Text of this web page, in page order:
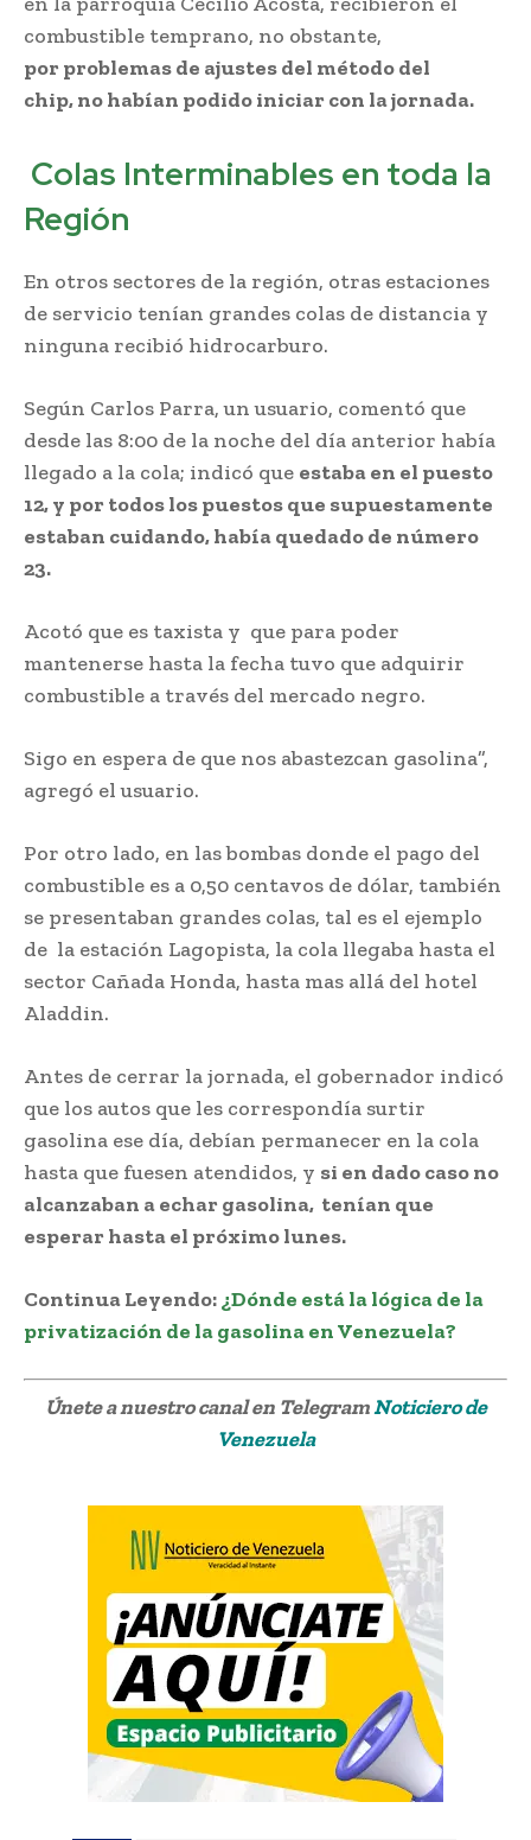
combustible temprano, no obstante,
por problemas de ajustes del método del
chip, no habían podido iniciar con la jornada.
Colas Interminables en toda la
Región
En otros sectores de la región, otras estaciones
de servicio tenían grandes colas de distancia y
ninguna recibió hidrocarburo.
Según Carlos Parra, un usuario, comentó que
desde las 8:00 de la noche del día anterior había
llegado a la cola; indicó que estaba en el puesto
12, y por todos los puestos que supuestamente
estaban cuidando, había quedado de número
23.
Acotó que es taxista y que para poder
mantenerse hasta la fecha tuvo que adquirir
combustible a través del mercado negro.
Sigo en espera de que nos abastezcan gasolina”,
agregó el usuario.
Por otro lado, en las bombas donde el pago del
combustible es a 0,50 centavos de dólar, también
se presentaban grandes colas, tal es el ejemplo
de la estación Lagopista, la cola llegaba hasta el
sector Cañada Honda, hasta mas allá del hotel
Aladdin.
Antes de cerrar la jornada, el gobernador indicó
que los autos que les correspondía surtir
gasolina ese día, debían permanecer en la cola
hasta que fuesen atendidos, y si en dado caso no
alcanzaban a echar gasolina, tenían que
esperar hasta el próximo lunes.
Continua Leyendo: ¿Dónde está la lógica de la
privatización de la gasolina en Venezuela?
Únete a nuestro canal en TelegramNoticiero de
Venezuela